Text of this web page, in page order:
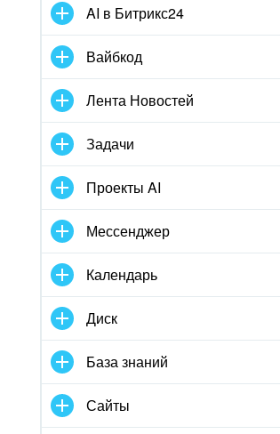
AI в Битрикс24
Вайбкод
Лента Новостей
Задачи
Проекты AI
Мессенджер
Календарь
Диск
База знаний
Сайты